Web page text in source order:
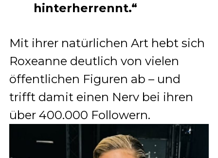
hinterherrennt.“
Mit ihrer natürlichen Art hebt sich
Roxeanne deutlich von vielen
öffentlichen Figuren ab – und
trifft damit einen Nerv bei ihren
über 400.000 Followern.